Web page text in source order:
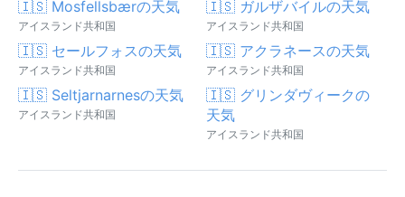
🇮🇸 Mosfellsbærの天気
アイスランド共和国
🇮🇸 ガルザバイルの天気
アイスランド共和国
🇮🇸 セールフォスの天気
アイスランド共和国
🇮🇸 アクラネースの天気
アイスランド共和国
🇮🇸 Seltjarnarnesの天気
アイスランド共和国
🇮🇸 グリンダヴィークの
天気
アイスランド共和国